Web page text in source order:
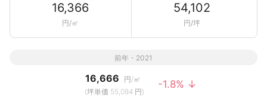
16,366
円/㎡
54,102
円/坪
前年・2021
16,666
円/㎡
(坪単価 55,094 円)
-1.8% ↓